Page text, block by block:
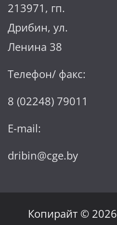
213971, гп.
Дрибин, ул.
Ленина 38
Телефон/ факс:
8 (02248) 79011
E-mail:
dribin@cge.by
Копирайт © 2026